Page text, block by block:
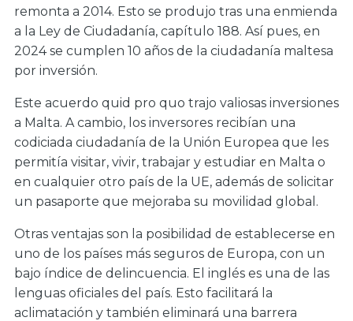
remonta a 2014. Esto se produjo tras una enmienda
a la Ley de Ciudadanía, capítulo 188. Así pues, en
2024 se cumplen 10 años de la ciudadanía maltesa
por inversión.
Este acuerdo quid pro quo trajo valiosas inversiones
a Malta. A cambio, los inversores recibían una
codiciada ciudadanía de la Unión Europea que les
permitía visitar, vivir, trabajar y estudiar en Malta o
en cualquier otro país de la UE, además de solicitar
un pasaporte que mejoraba su movilidad global.
Otras ventajas son la posibilidad de establecerse en
uno de los países más seguros de Europa, con un
bajo índice de delincuencia. El inglés es una de las
lenguas oficiales del país. Esto facilitará la
aclimatación y también eliminará una barrera